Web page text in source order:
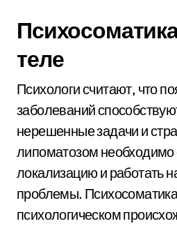
теле
Психологи считают, что
заболеваний
нерешенные задачи и
липоматозом необходимо
локализацию и работать
проблемы.
психологическом